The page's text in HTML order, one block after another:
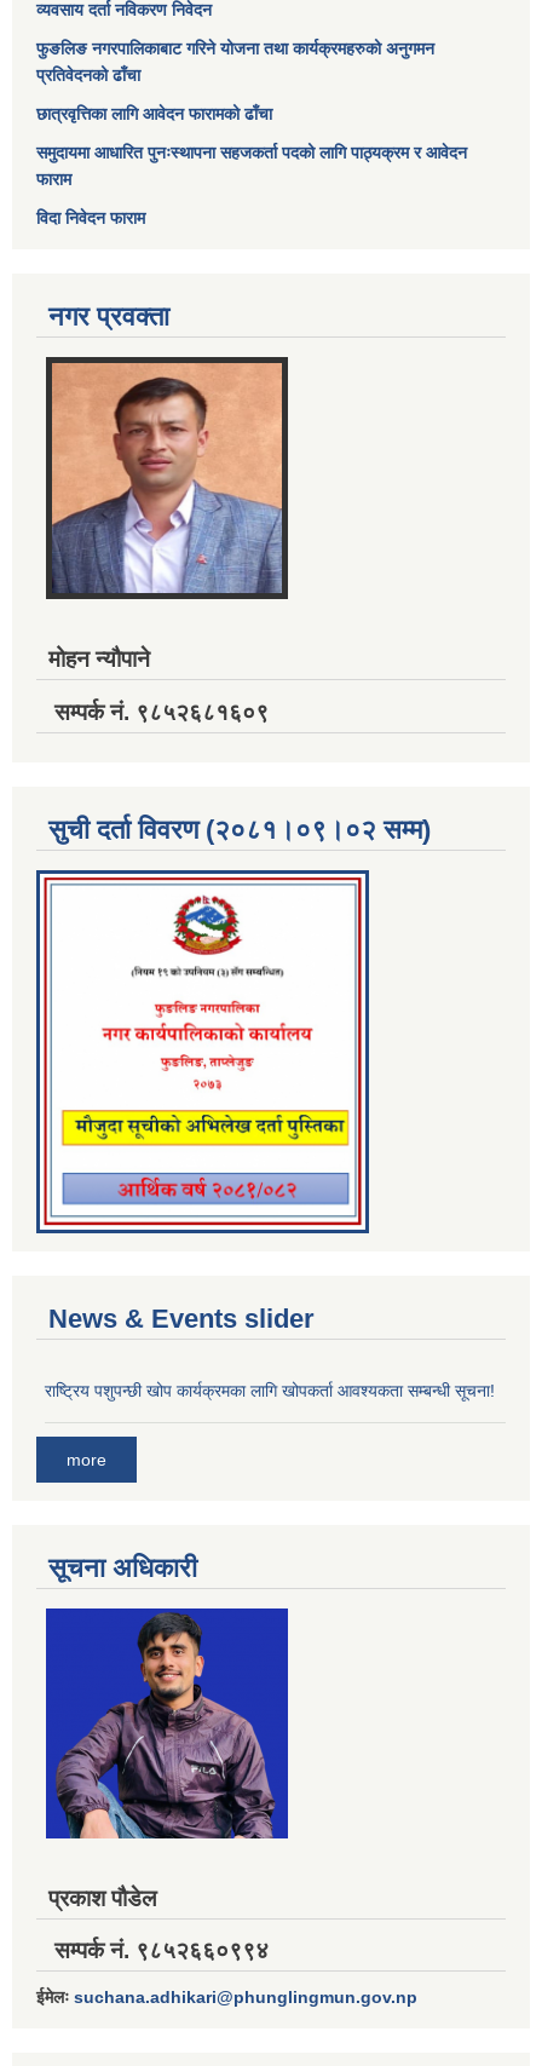
व्यवसाय दर्ता नविकरण निवेदन
फुङलिङ नगरपालिकाबाट गरिने योजना तथा कार्यक्रमहरुको अनुगमन
प्रतिवेदनको ढाँचा
छात्रवृत्तिका लागि आवेदन फारामको ढाँचा
समुदायमा आधारित पुनःस्थापना सहजकर्ता पदको लागि पाठ्यक्रम र आवेदन
फाराम
विदा निवेदन फाराम
नगर प्रवक्ता
मोहन न्यौपाने
सम्पर्क नं. ९८५२६८१६०९
सुची दर्ता विवरण (२०८१।०९।०२ सम्म)
News & Events slider
राष्ट्रिय पशुपन्छी खोप कार्यक्रमका लागि खोपकर्ता आवश्यकता सम्बन्धी सूचना!
more
सूचना अधिकारी
प्रकाश पौडेल
सम्पर्क नं. ९८५२६६०९९४
ईमेलः suchana.adhikari@phunglingmun.gov.np